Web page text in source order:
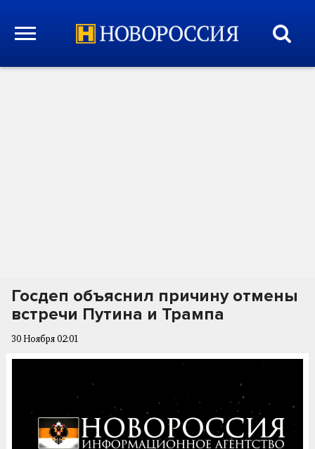
Госдеп объяснил причину отмены
встречи Путина и Трампа
30 Ноября 02:01